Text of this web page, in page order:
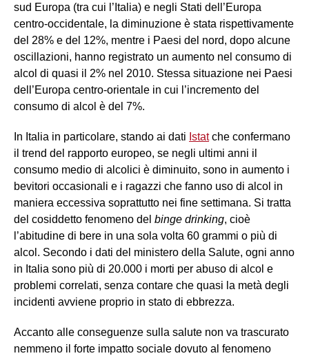
sud Europa (tra cui l’Italia) e negli Stati dell’Europa
centro-occidentale, la diminuzione è stata rispettivamente
del 28% e del 12%, mentre i Paesi del nord, dopo alcune
oscillazioni, hanno registrato un aumento nel consumo di
alcol di quasi il 2% nel 2010. Stessa situazione nei Paesi
dell’Europa centro-orientale in cui l’incremento del
consumo di alcol è del 7%.
In Italia in particolare, stando ai dati Istatche confermano
il trend del rapporto europeo, se negli ultimi anni il
consumo medio di alcolici è diminuito, sono in aumento i
bevitori occasionali e i ragazzi che fanno uso di alcol in
maniera eccessiva soprattutto nei fine settimana. Si tratta
del cosiddetto fenomeno del binge drinking, cioè
l’abitudine di bere in una sola volta 60 grammi o più di
alcol. Secondo i dati del ministero della Salute, ogni anno
in Italia sono più di 20.000 i morti per abuso di alcol e
problemi correlati, senza contare che quasi la metà degli
incidenti avviene proprio in stato di ebbrezza.
Accanto alle conseguenze sulla salute non va trascurato
nemmeno il forte impatto sociale dovuto al fenomeno